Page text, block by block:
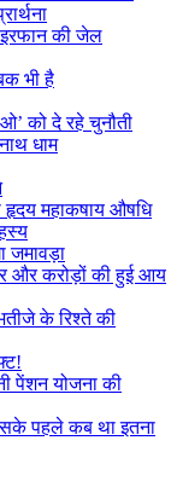
की जेल
भी है
को दे रहे चुनौती
धाम
हृदय महाकषाय औषधि
जमावड़ा
और करोड़ों की हुई आय
के रिश्ते की
पेंशन योजना की
पहले कब था इतना